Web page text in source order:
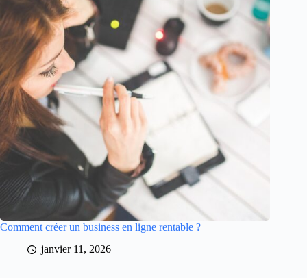
Comment créer un business en ligne rentable ?
janvier 11, 2026